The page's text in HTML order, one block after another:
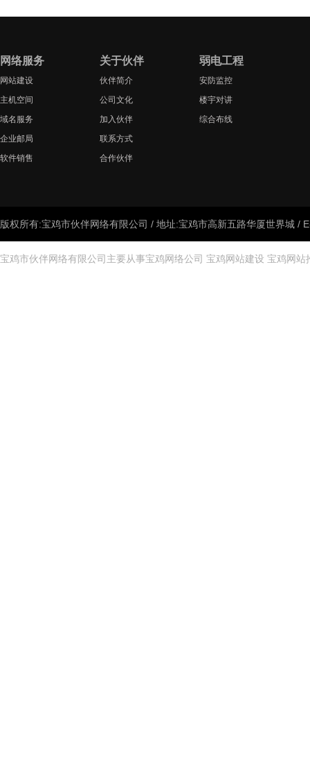
网络服务
网站建设
主机空间
域名服务
企业邮局
软件销售
关于伙伴
伙伴简介
公司文化
加入伙伴
联系方式
合作伙伴
弱电工程
安防监控
楼宇对讲
综合布线
版权所有:宝鸡市伙伴网络有限公司 / 地址:宝鸡市高新五路华厦世界城 /
宝鸡市伙伴网络有限公司主要从事宝鸡网络公司 宝鸡网站建设 宝鸡网站